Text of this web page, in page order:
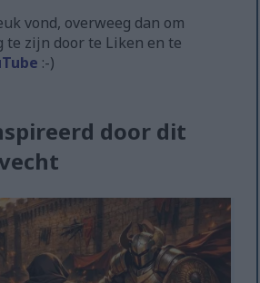
vond, overweeg dan om
te zijn door te Liken en te
:-)
door dit